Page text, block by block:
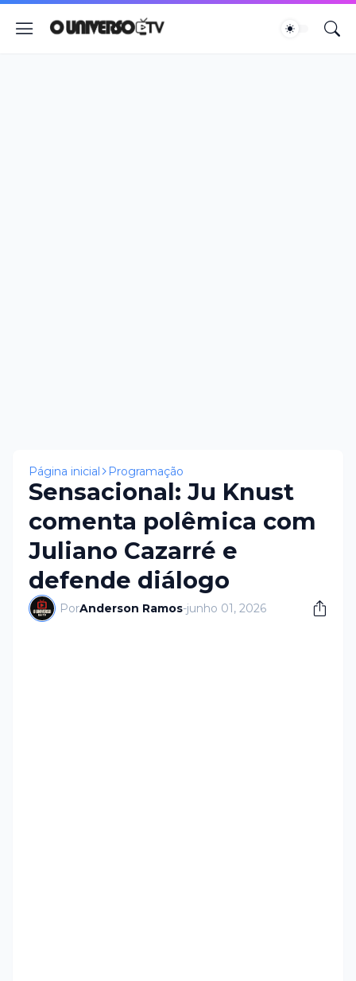
Página inicial Programação
Sensacional: Ju Knust
comenta polêmica com
Juliano Cazarré e
defende diálogo
PorAnderson Ramos-junho 01, 2026